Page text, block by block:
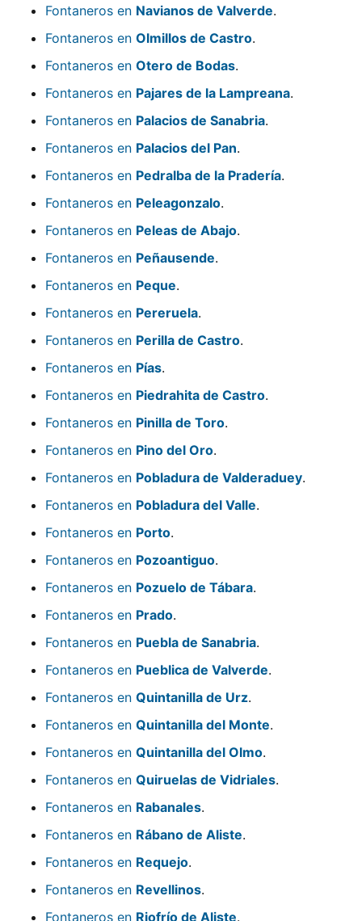
Fontaneros en Navianos de Valverde.
Fontaneros en Olmillos de Castro.
Fontaneros en Otero de Bodas.
Fontaneros en Pajares de la Lampreana.
Fontaneros en Palacios de Sanabria.
Fontaneros en Palacios del Pan.
Fontaneros en Pedralba de la Pradería.
Fontaneros en Peleagonzalo.
Fontaneros en Peleas de Abajo.
Fontaneros en Peñausende.
Fontaneros en Peque.
Fontaneros en Pereruela.
Fontaneros en Perilla de Castro.
Fontaneros en Pías.
Fontaneros en Piedrahita de Castro.
Fontaneros en Pinilla de Toro.
Fontaneros en Pino del Oro.
Fontaneros en Pobladura de Valderaduey.
Fontaneros en Pobladura del Valle.
Fontaneros en Porto.
Fontaneros en Pozoantiguo.
Fontaneros en Pozuelo de Tábara.
Fontaneros en Prado.
Fontaneros en Puebla de Sanabria.
Fontaneros en Pueblica de Valverde.
Fontaneros en Quintanilla de Urz.
Fontaneros en Quintanilla del Monte.
Fontaneros en Quintanilla del Olmo.
Fontaneros en Quiruelas de Vidriales.
Fontaneros en Rabanales.
Fontaneros en Rábano de Aliste.
Fontaneros en Requejo.
Fontaneros en Revellinos.
Fontaneros en Riofrío de Aliste.